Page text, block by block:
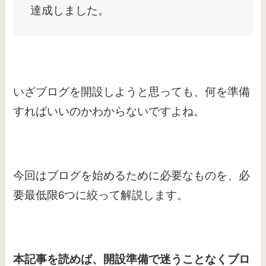
達成しました。
いざブログを開設しようと思っても、何を準備
すればいいのかわからないですよね。
今回はブログを始めるために必要なものを、必
要最低限6つに絞って解説します。
本記事を読めば、開設準備で迷うことなくブロ